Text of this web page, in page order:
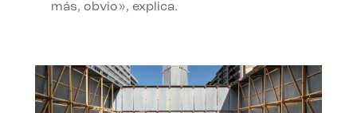
más, obvio», explica.